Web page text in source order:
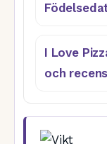
I Love
och